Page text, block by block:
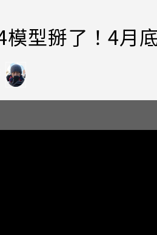
模型掰了！4月